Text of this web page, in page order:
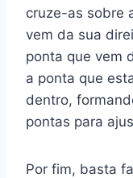
cruze-as sobre
vem da sua
ponta que vem
a ponta que
dentro,
pontas para
Por fim, basta